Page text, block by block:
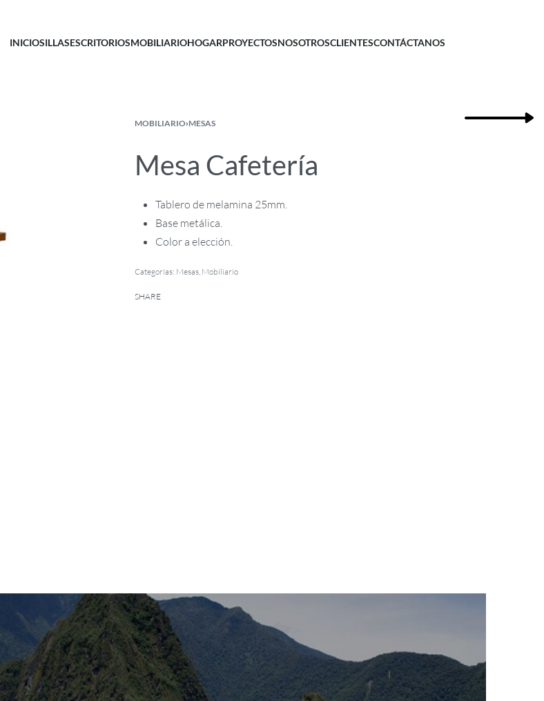
INICIOSILLASESCRITORIOSMOBILIARIOHOGARPROYECTOSNOSOTROSCLIENTESCONTÁCTANOS
MOBILIARIO›MESAS
Mesa Cafetería
Tablero de melamina 25mm.
Base metálica.
Color a elección.
Categorías: Mesas, Mobiliario
SHARE